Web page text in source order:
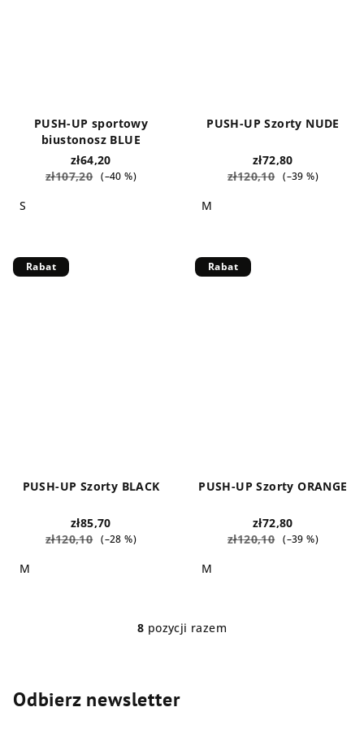
PUSH-UP sportowy
biustonosz BLUE
zł64,20
zł107,20 (–40 %)
S
PUSH-UP Szorty NUDE
zł72,80
zł120,10 (–39 %)
M
Rabat
PUSH-UP Szorty BLACK
zł85,70
zł120,10 (–28 %)
M
Rabat
PUSH-UP Szorty ORANGE
zł72,80
zł120,10 (–39 %)
M
K
8 pozycji razem
Odbierz newsletter